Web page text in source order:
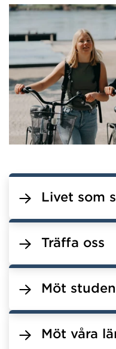
Livet som
Träffa oss
Möt
Möt våra